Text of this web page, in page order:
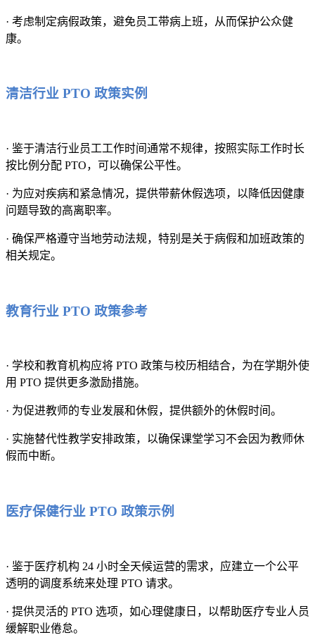
· 考虑制定病假政策，避免员工带病上班，从而保护公众健
康。
清洁行业 PTO 政策实例
· 鉴于清洁行业员工工作时间通常不规律，按照实际工作时长
按比例分配 PTO，可以确保公平性。
· 为应对疾病和紧急情况，提供带薪休假选项，以降低因健康
问题导致的高离职率。
· 确保严格遵守当地劳动法规，特别是关于病假和加班政策的
相关规定。
教育行业 PTO 政策参考
· 学校和教育机构应将 PTO 政策与校历相结合，为在学期外使
用 PTO 提供更多激励措施。
· 为促进教师的专业发展和休假，提供额外的休假时间。
· 实施替代性教学安排政策，以确保课堂学习不会因为教师休
假而中断。
医疗保健行业 PTO 政策示例
· 鉴于医疗机构 24 小时全天候运营的需求，应建立一个公平
透明的调度系统来处理 PTO 请求。
· 提供灵活的 PTO 选项，如心理健康日，以帮助医疗专业人员
缓解职业倦怠。